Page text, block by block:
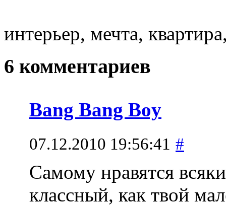
интерьер, мечта,
6 комментариев
Bang Bang Boy
07.12.2010 19:56:41 #
Самому нравятся
классный, как твой